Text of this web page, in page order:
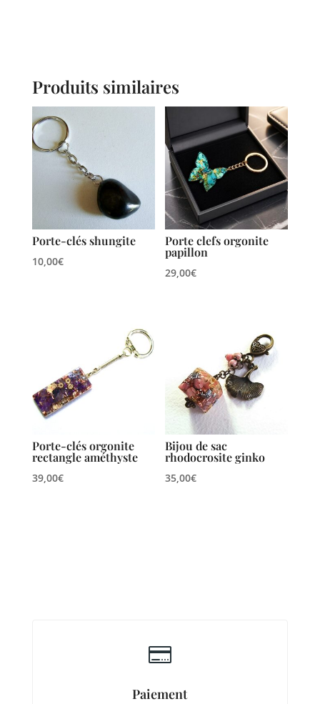
Produits similaires
Porte-clés shungite
10,00€
Porte clefs orgonite
papillon
29,00€
Porte-clés orgonite
rectangle améthyste
39,00€
Bijou de sac
rhodocrosite ginko
35,00€

Paiement